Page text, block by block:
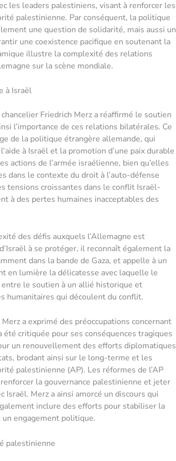
les leaders palestiniens, visant à renforcer les
palestinienne. Par conséquent, la politique
une question de solidarité, mais aussi un
une coexistence pacifique en soutenant la
illustre la complexité des relations
sur la scène mondiale.
à Israël
Friedrich Merz a réaffirmé le soutien
l’importance de ces relations bilatérales. Ce
de la politique étrangère allemande, qui
à Israël et la promotion d’une paix durable
actions de l’armée israélienne, bien qu’elles
dans le contexte du droit à l’auto-défense
tensions croissantes dans le conflit Israël-
à des pertes humaines inacceptables des
des défis auxquels l’Allemagne est
à se protéger, il reconnaît également la
dans la bande de Gaza, et appelle à un
en lumière la délicatesse avec laquelle le
le soutien à un allié historique et
humanitaires qui découlent du conflit.
a exprimé des préoccupations concernant
critiquée pour ses conséquences tragiques
un renouvellement des efforts diplomatiques
brodant ainsi sur le long-terme et les
palestinienne (AP). Les réformes de l’AP
la gouvernance palestinienne et jeter
Israël. Merz a ainsi amorcé un discours qui
inclure des efforts pour stabiliser la
un engagement politique.
palestinienne